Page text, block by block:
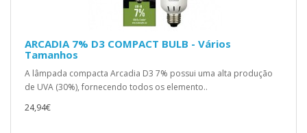
ARCADIA 7% D3 COMPACT BULB - Vários
Tamanhos
A lâmpada compacta Arcadia D3 7% possui uma alta produção
de UVA (30%), fornecendo todos os elemento..
24,94€